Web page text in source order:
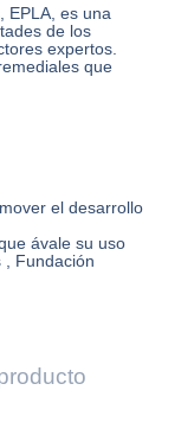
EPLA, es una
de los
expertos.
que
el desarrollo
ávale su uso
, Fundación